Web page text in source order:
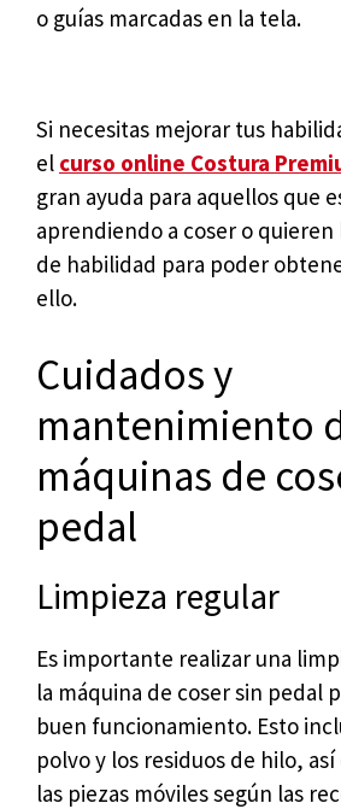
o guías marcadas en la tela.
Si necesitas mejorar tus
el curso online Costura
gran ayuda para aquellos que
aprendiendo a coser o
de habilidad para poder
ello.
Cuidados y
mantenimiento
máquinas de
pedal
Limpieza regular
Es importante realizar una
la máquina de coser sin pedal
buen funcionamiento. Esto
polvo y los residuos de hilo,
las piezas móviles según las